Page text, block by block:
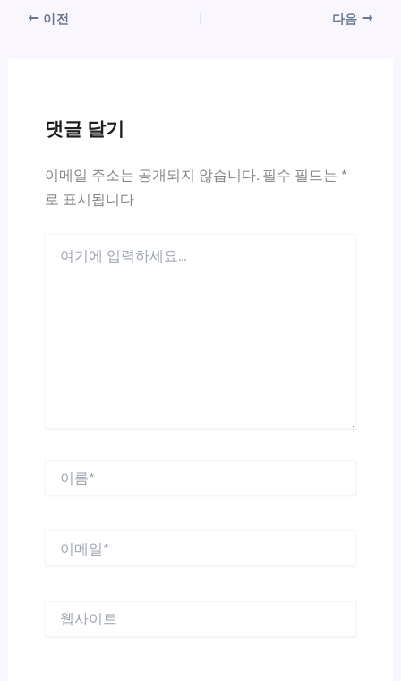
이전 다음
댓글 달기
이메일 주소는 공개되지 않습니다. 필수 필드는 *
로 표시됩니다